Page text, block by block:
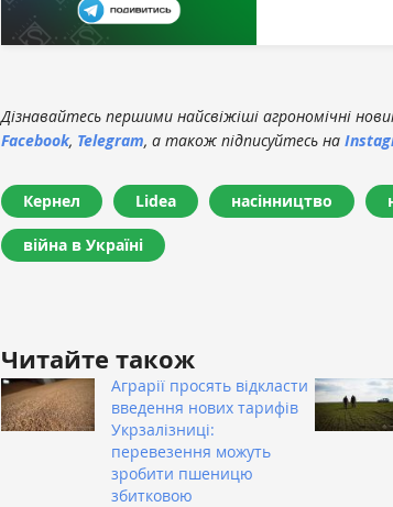
Дізнавайтесь першими найсвіжіші агрономічні
Facebook, Telegram, а також підписуйтесь на
Кернел Lidea насінництво
війна в Україні
Читайте також
Аграрії просять відкласти
введення нових тарифів
Укрзалізниці:
перевезення можуть
зробити пшеницю
збитковою